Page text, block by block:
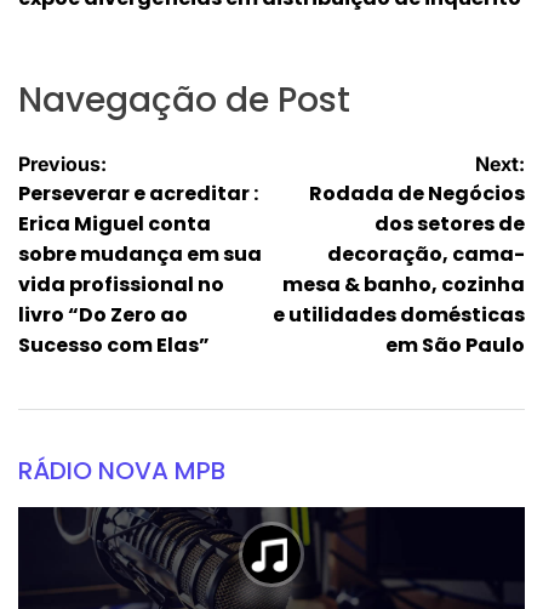
Navegação de Post
Previous:
Perseverar e acreditar :
Erica Miguel conta
sobre mudança em sua
vida profissional no
livro “Do Zero ao
Sucesso com Elas”
Next:
Rodada de Negócios
dos setores de
decoração, cama-
mesa & banho, cozinha
e utilidades domésticas
em São Paulo
RÁDIO NOVA MPB